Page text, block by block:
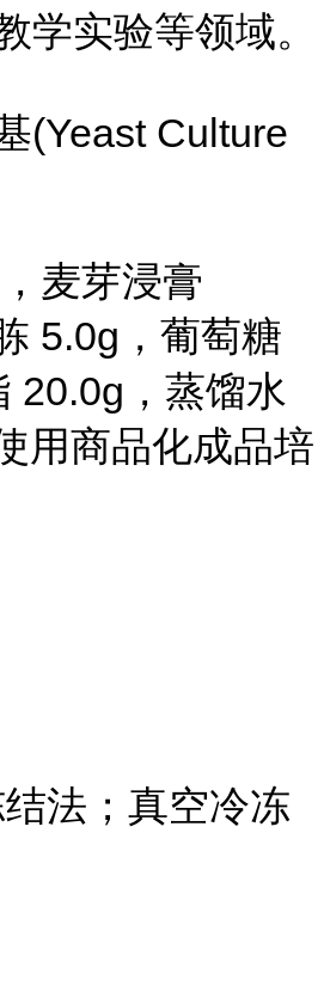
学实验等领域。
(Yeast Culture
麦芽浸膏
5.0g，葡萄糖
20.0g，蒸馏水
用商品化成品培
法；真空冷冻